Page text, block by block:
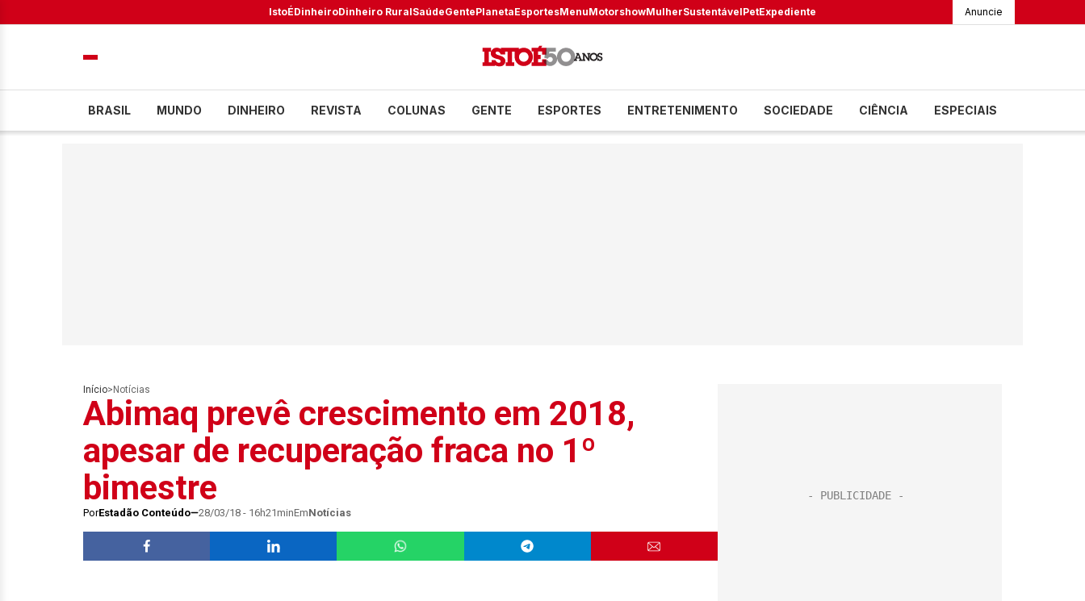
IstoÉDinheiroDinheiro RuralSaúdeGentePlanetaEsportesMenuMotorshowMulherSustentávelPetExpediente Anuncie
BRASIL MUNDO DINHEIRO REVISTA COLUNAS GENTE ESPORTES ENTRETENIMENTO SOCIEDADE CIÊNCIA ESPECIAIS
Início> Notícias
Abimaq prevê crescimento em 2018,
apesar de recuperação fraca no 1º
bimestre
PorEstadão Conteúdo 28/03/18 - 16h21minEmNotícias